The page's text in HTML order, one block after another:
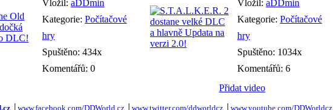
Vložil: aDDmin
Kategorie: Počítačové
hry
Spuštěno: 434x
Komentářů: 0
Vložil: aDDmin
Kategorie: Počítačové
hry
Spuštěno: 1034x
Komentářů: 6
Přidat video
www.facebook.com/DDWorld.cz www.twitter.com/ddworldcz www.youtube.com/DDWorldcz